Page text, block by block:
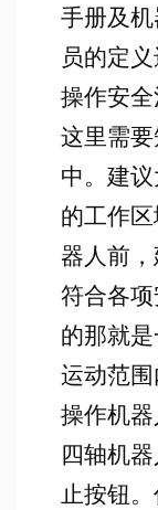
手册及
员的定
操作安
这里需
中。建
的工作
器人前
符合各
的那就
运动范
操作机
四轴机
止按钮